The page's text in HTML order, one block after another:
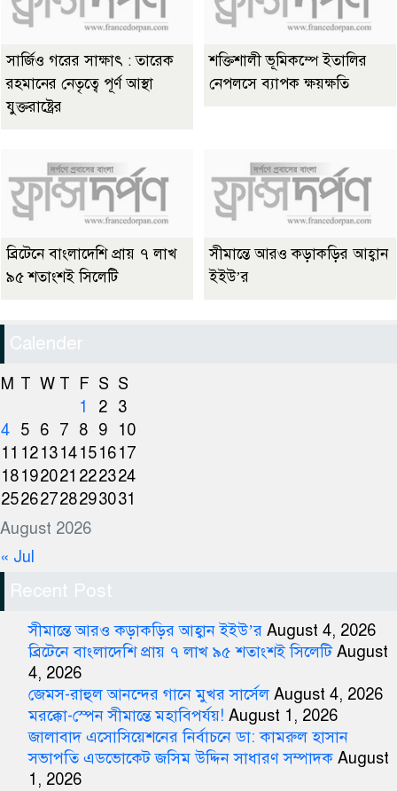
সার্জিও গরের সাক্ষাৎ : তারেক
রহমানের নেতৃত্বে পূর্ণ আস্থা
যুক্তরাষ্ট্রের
শক্তিশালী ভূমিকম্পে ইতালির
নেপলসে ব্যাপক ক্ষয়ক্ষতি
ব্রিটেনে বাংলাদেশি প্রায় ৭ লাখ
৯৫ শতাংশই সিলেটি
সীমান্তে আরও কড়াকড়ির আহ্বান
ইইউ’র
Calender
August 2026
M T W T F S S
1
2 3
4 5 6 7 8 9
10
11 121314151617
18192021 222324
25262728293031
« Jul
Recent Post
সীমান্তে আরও কড়াকড়ির আহ্বান ইইউ’র August 4, 2026
ব্রিটেনে বাংলাদেশি প্রায় ৭ লাখ ৯৫ শতাংশই সিলেটি August
4, 2026
জেমস-রাহুল আনন্দের গানে মুখর সার্সেল August 4, 2026
মরক্কো-স্পেন সীমান্তে মহাবিপর্যয়! August 1, 2026
জালাবাদ এসোসিয়েশনের নির্বাচনে ডা: কামরুল হাসান
সভাপতি এডভোকেট জসিম উদ্দিন সাধারণ সম্পাদক August
1, 2026